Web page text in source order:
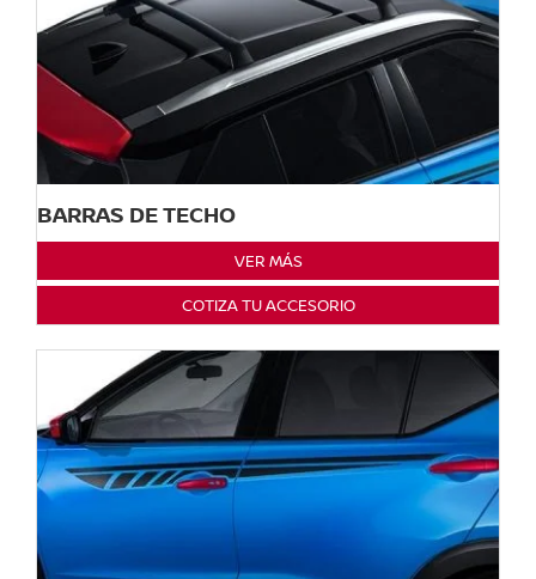
BARRAS DE TECHO
VER MÁS
COTIZA TU ACCESORIO